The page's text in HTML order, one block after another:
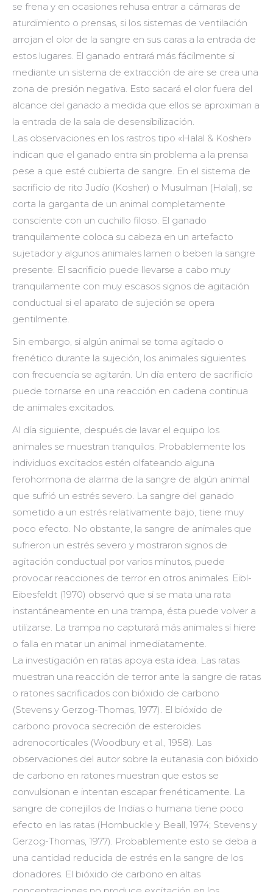
se frena y en ocasiones rehusa entrar a cámaras de
aturdimiento o prensas, si los sistemas de ventilación
arrojan el olor de la sangre en sus caras a la entrada de
estos lugares. El ganado entrará más fácilmente si
mediante un sistema de extracción de aire se crea una
zona de presión negativa. Esto sacará el olor fuera del
alcance del ganado a medida que ellos se aproximan a
la entrada de la sala de desensibilización.
Las observaciones en los rastros tipo «Halal & Kosher»
indican que el ganado entra sin problema a la prensa
pese a que esté cubierta de sangre. En el sistema de
sacrificio de rito Judío (Kosher) o Musulman (Halal), se
corta la garganta de un animal completamente
consciente con un cuchillo filoso. El ganado
tranquilamente coloca su cabeza en un artefacto
sujetador y algunos animales lamen o beben la sangre
presente. El sacrificio puede llevarse a cabo muy
tranquilamente con muy escasos signos de agitación
conductual si el aparato de sujeción se opera
gentilmente.
Sin embargo, si algún animal se torna agitado o
frenético durante la sujeción, los animales siguientes
con frecuencia se agitarán. Un día entero de sacrificio
puede tornarse en una reacción en cadena continua
de animales excitados.
Al día siguiente, después de lavar el equipo los
animales se muestran tranquilos. Probablemente los
individuos excitados estén olfateando alguna
ferohormona de alarma de la sangre de algún animal
que sufrió un estrés severo. La sangre del ganado
sometido a un estrés relativamente bajo, tiene muy
poco efecto. No obstante, la sangre de animales que
sufrieron un estrés severo y mostraron signos de
agitación conductual por varios minutos, puede
provocar reacciones de terror en otros animales. Eibl-
Eibesfeldt (1970) observó que si se mata una rata
instantáneamente en una trampa, ésta puede volver a
utilizarse. La trampa no capturará más animales si hiere
o falla en matar un animal inmediatamente.
La investigación en ratas apoya esta idea. Las ratas
muestran una reacción de terror ante la sangre de ratas
o ratones sacrificados con bióxido de carbono
(Stevens y Gerzog-Thomas, 1977). El bióxido de
carbono provoca secreción de esteroides
adrenocorticales (Woodbury et al., 1958). Las
observaciones del autor sobre la eutanasia con bióxido
de carbono en ratones muestran que estos se
convulsionan e intentan escapar frenéticamente. La
sangre de conejillos de Indias o humana tiene poco
efecto en las ratas (Hornbuckle y Beall, 1974; Stevens y
Gerzog-Thomas, 1977). Probablemente esto se deba a
una cantidad reducida de estrés en la sangre de los
donadores. El bióxido de carbono en altas